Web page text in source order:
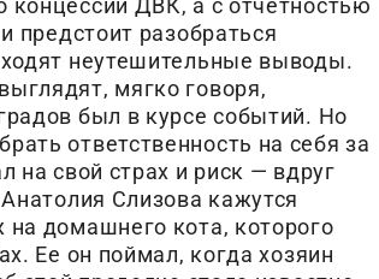
концессии ДВК, а с отчетностью
предстоит разобраться
неутешительные выводы.
мягко говоря,
был в курсе событий. Но
ответственность на себя за
на свой страх и риск — вдруг
Слизова кажутся
домашнего кота, которого
Ее он поймал, когда хозяин